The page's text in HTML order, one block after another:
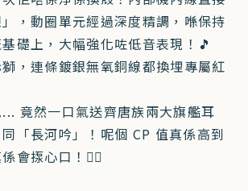
，動圈單元經過深度精調，喺保持
礎上，大幅強化咗低音表現！🎵
，連條鍍銀無氧銅線都換埋專屬紅
竟然一口氣送齊唐族兩大旗艦耳
「長河吟」！呢個 CP 值真係高到
會揼心口！❤️‍🔥